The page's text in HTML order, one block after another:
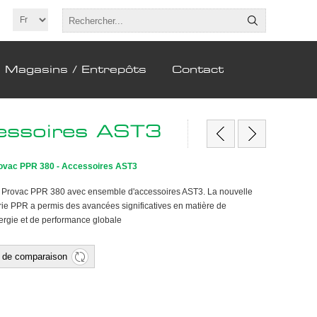
Magasins / Entrepôts Contact
AST3
PPR 380 - Accessoires AST3
PPR 380 avec ensemble d'accessoires AST3. La nouvelle
PPR a permis des avancées significatives en matière de
et de performance globale
comparaison